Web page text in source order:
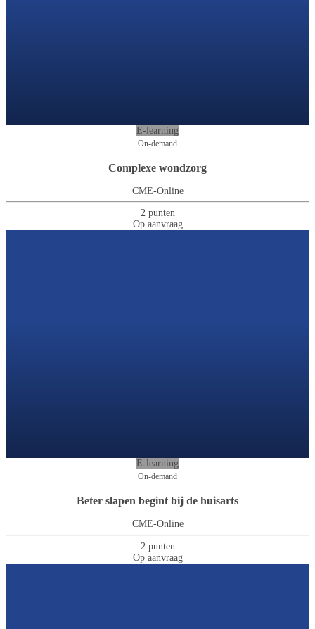
E-learning
On-demand
Complexe wondzorg
CME-Online
2 punten
Op aanvraag
E-learning
On-demand
Beter slapen begint bij de huisarts
CME-Online
2 punten
Op aanvraag